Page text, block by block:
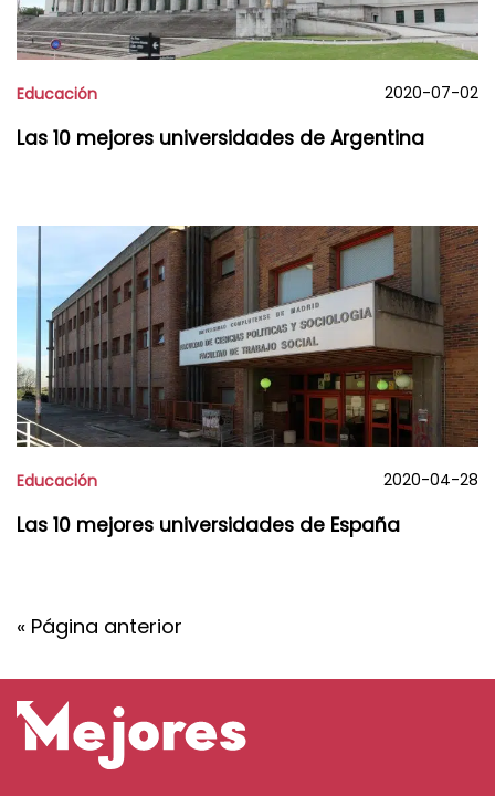
Educación 2020-07-02
Las 10 mejores universidades de Argentina
Educación 2020-04-28
Las 10 mejores universidades de España
« Página anterior